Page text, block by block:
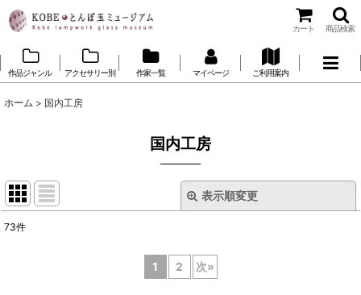
カート 商品検索
作品ジャンル アクセサリー別 作家一覧 マイページ ご利用案内
ホーム > 国内工房
国内工房
表示順変更
73件
1 2 次»